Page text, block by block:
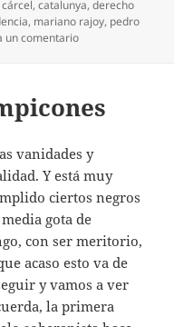
cárcel,catalunya,derecho
, mariano rajoy, pedro
un comentarioen De Diada en
vanidades y
Y está muy
ciertos negros
gota de
con ser meritorio,
acaso esto va de
y vamos a ver
la primera